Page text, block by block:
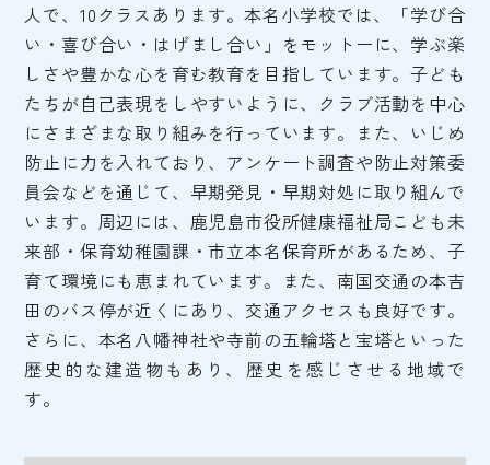
人で、10クラスあります。本名小学校では、「学び合
い・喜び合い・はげまし合い」をモットーに、学ぶ楽
しさや豊かな心を育む教育を目指しています。子ども
たちが自己表現をしやすいように、クラブ活動を中心
にさまざまな取り組みを行っています。また、いじめ
防止に力を入れており、アンケート調査や防止対策委
員会などを通じて、早期発見・早期対処に取り組んで
います。周辺には、鹿児島市役所健康福祉局こども未
来部・保育幼稚園課・市立本名保育所があるため、子
育て環境にも恵まれています。また、南国交通の本吉
田のバス停が近くにあり、交通アクセスも良好です。
さらに、本名八幡神社や寺前の五輪塔と宝塔といった
歴史的な建造物もあり、歴史を感じさせる地域で
す。